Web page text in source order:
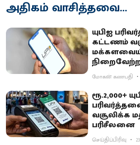
அதிகம் வாசித்தவை...
யுபிஐ
கட்டணம்
மோகன் கணபதி
ரூ.2,000+
வசூலிக்க
பரிசீலனை
செய்திப்பிரிவு